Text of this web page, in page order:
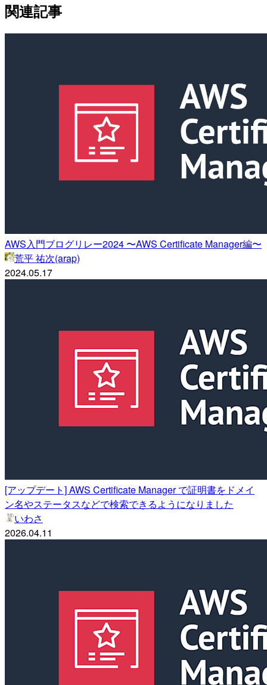
関連記事
AWS入門ブログリレー2024 〜AWS Certificate Manager編〜
荒平 祐次(arap)
2024.05.17
[アップデート] AWS Certificate Manager で証明書をドメイ
ン名やステータスなどで検索できるようになりました
いわさ
2026.04.11